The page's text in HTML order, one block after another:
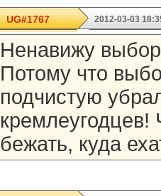
UG#1767 2012-03-03
Ненавижу
Потому что
подчистую
кремлеугодцев!
бежать, куда